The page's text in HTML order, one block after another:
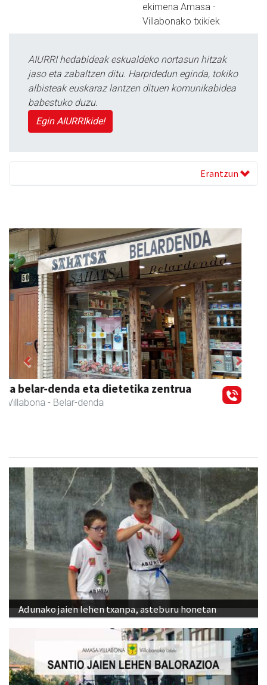
ekimena Amasa -
Villabonako txikiek
AIURRI hedabideak eskualdeko nortasun hitzak
jaso eta zabaltzen ditu. Harpidedun eginda, tokiko
albisteak euskaraz lantzen dituen komunikabidea
babestuko duzu.
Egin AIURRIkide!
Erantzun
Amane
Amasa-Villabona - Arropa-dendak
Previous Next
Adunako jaien lehen txanpa, asteburu honetan